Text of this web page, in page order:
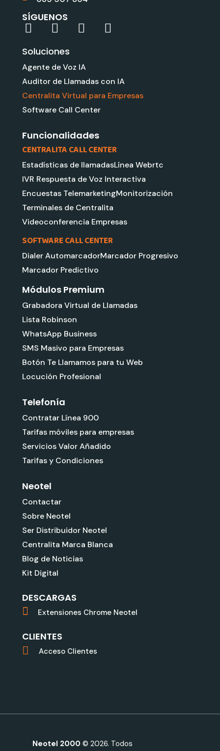
SÍGUENOS
L
n
k
e
d
i
n
Y
u
t
u
b
e
G
g
l
e
I
a
g
Soluciones
Agente de Voz IA
Auditor de Llamadas con IA
Centralita Virtual para Empresas
Software Call Center
Funcionalidades
CENTRALITA CALL CENTER
Estadísticas de llamadasLínea Webrtc
IVR Respuesta de Voz Interactiva
Encuestas TelemarketingMonitorización
Terminales de Centralita
Videoconferencia Empresas
SOFTWARE CALL CENTER
Dialer AutomarcadorMarcador Progresivo
Marcador Predictivo
Módulos Premium
Grabadora Virtual de Llamadas
Lista Robinson
WhatsApp Business
SMS Masivo para Empresas
Botón Te Llamamos para tu Web
Locución Profesional
Telefonía
Contratar Línea 900
Tarifas móviles para empresas
Servicios Valor Añadido
Tarifas y Condiciones
Neotel
Contactar
Sobre Neotel
Ser Distribuidor Neotel
Centralita Marca Blanca
Blog de Noticias
Kit Digital
DESCARGAS
Extensiones Chrome Neotel
CLIENTES
Acceso Clientes
Neotel 2000 © 2026. Todos